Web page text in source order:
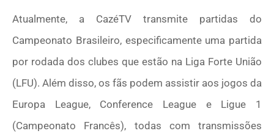
Atualmente, a CazéTV transmite partidas do
Campeonato Brasileiro, especificamente uma partida
por rodada dos clubes que estão na Liga Forte União
(LFU). Além disso, os fãs podem assistir aos jogos da
Europa League, Conference League e Ligue 1
(Campeonato Francês), todas com transmissões